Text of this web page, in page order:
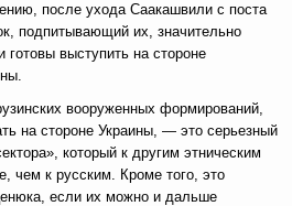
после ухода Саакашвили с поста
подпитывающий их, значительно
готовы выступить на стороне
вооруженных формирований,
на стороне Украины, — это серьезный
который к другим этническим
чем к русским. Кроме того, это
если их можно и дальше